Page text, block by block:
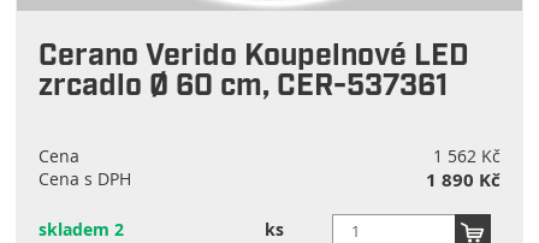
Cerano Verido Koupelnové LED
zrcadlo Ø 60 cm, CER-537361
Cena
1 562 Kč
Cena s DPH
1 890 Kč
skladem 2 ks